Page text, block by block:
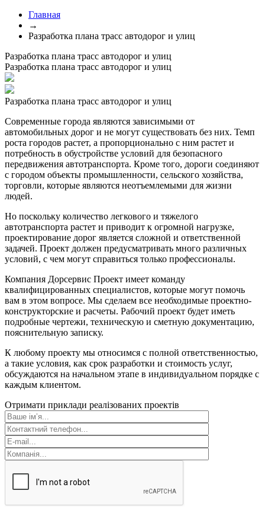
Главная
→
Разработка плана трасс автодорог и улиц
Разработка плана трасс автодорог и улиц
Разработка плана трасс автодорог и улиц
Разработка плана трасс автодорог и улиц
Современные города являются зависимыми от
автомобильных дорог и не могут существовать без них. Темп
роста городов растет, а пропорционально с ним растет и
потребность в обустройстве условий для безопасного
передвижения автотранспорта. Кроме того, дороги соединяют
с городом объекты промышленности, сельского хозяйства,
торговли, которые являются неотъемлемыми для жизни
людей.
Но поскольку количество легкового и тяжелого
автотранспорта растет и приводит к огромной нагрузке,
проектирование дорог является сложной и ответственной
задачей. Проект должен предусматривать много различных
условий, с чем могут справиться только профессионалы.
Компания Дорсервис Проект имеет команду
квалифицированных специалистов, которые могут помочь
вам в этом вопросе. Мы сделаем все необходимые проектно-
конструкторские и расчеты. Рабочий проект будет иметь
подробные чертежи, техническую и сметную документацию,
пояснительную записку.
К любому проекту мы относимся с полной ответственностью,
а такие условия, как срок разработки и стоимость услуг,
обсуждаются на начальном этапе в индивидуальном порядке с
каждым клиентом.
Отримати приклади реалізованих проектів